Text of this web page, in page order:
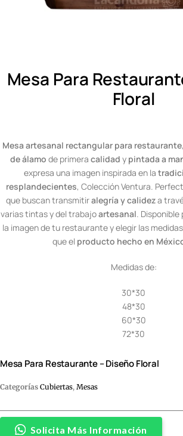
Mesa Para
Floral
Mesa artesanal rectangular para restaurante
de álamo de primera calidad y pintada a
expresa una imagen inspirada en la
resplandecientes, Colección Ventura.
que buscan transmitiralegría y calideza
varias tintas y del trabajoartesanal . Disponible
la imagen de tu restaurante y elegir las
que el producto hecho en
Medidas de:
30*30
48*30
60*30
72*30
Mesa Para Restaurante – Diseño Floral
Categorías Cubiertas, Mesas
Solicita Más Información